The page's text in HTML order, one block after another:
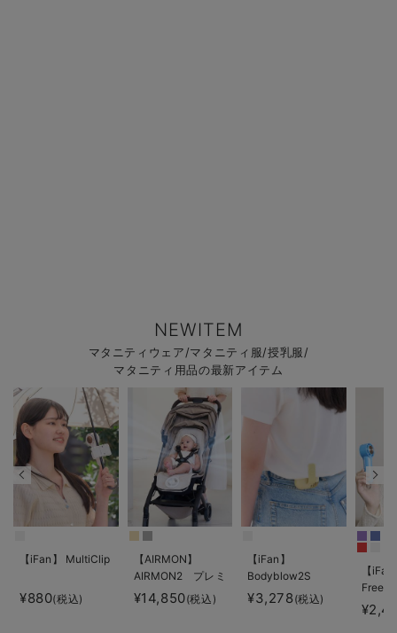
NEWITEM
マタニティウェア/マタニティ服/授乳服/
マタニティ用品の最新アイテム
【iFan】 MultiClip
¥880(税込)
【AIRMON】
AIRMON2 プレミ
アム
¥14,850(税込)
【iFan】
Bodyblow2S
¥3,278(税込)
【
Freeze